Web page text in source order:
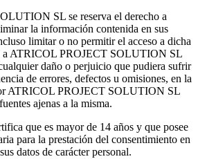
SL se reserva el derecho a
la información contenida en sus
limitar o no permitir el acceso a dicha
a ATRICOL PROJECT SOLUTION SL
daño o perjuicio que pudiera sufrir
de errores, defectos u omisiones, en la
ATRICOL PROJECT SOLUTION SL
ajenas a la misma.
que es mayor de 14 años y que posee
para la prestación del consentimiento en
datos de carácter personal.